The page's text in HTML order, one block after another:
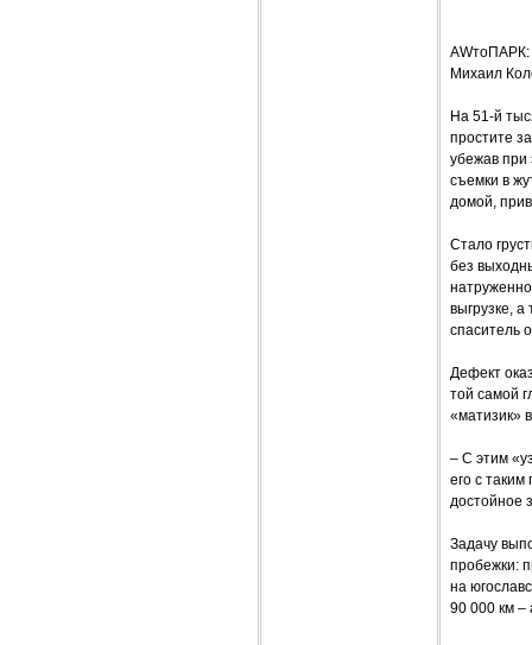
AWтоПАРК:
Михаил
На 51-й
простите
убежав при
съемки в
домой,
Стало
без
натруженно
выгрузке,
спаситель
Дефект
той самой
«матизик»
– С этим
его с
достойное
Задачу
пробежки:
на
90 000 км